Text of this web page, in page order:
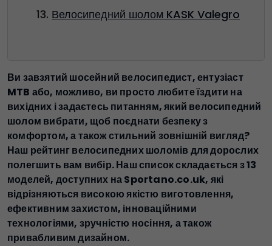
Велосипедний шолом KASK Valegro
Ви завзятий шосейний велосипедист, ентузіаст
MTB або, можливо, ви просто любите їздити на
вихідних і задаєтесь питанням, який велосипедний
шолом вибрати, щоб поєднати безпеку з
комфортом, а також стильний зовнішній вигляд?
Наш рейтинг велосипедних шоломів для дорослих
полегшить вам вибір. Наш список складається з 13
моделей, доступних на Sportano.co.uk, які
відрізняються високою якістю виготовлення,
ефективним захистом, інноваційними
технологіями, зручністю носіння, а також
привабливим дизайном.